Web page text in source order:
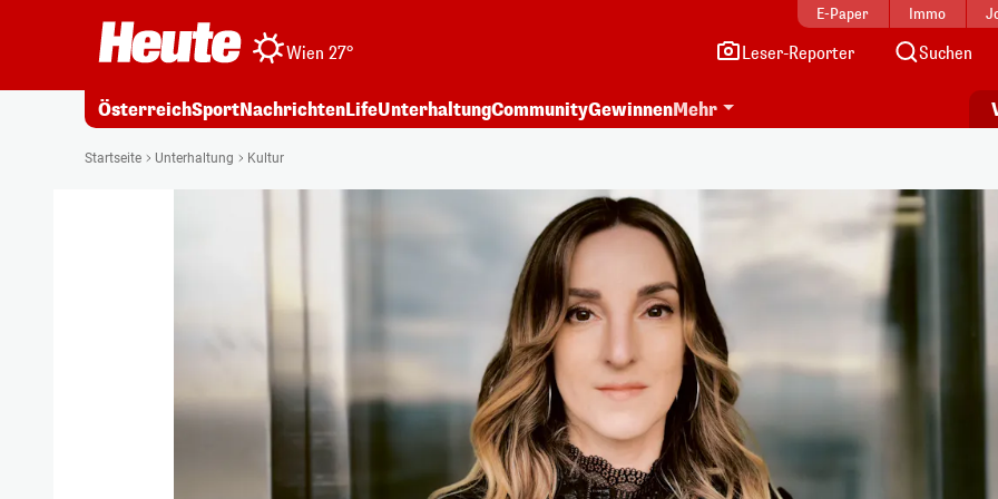
E-Paper Immo
Wien 27° Leser-Reporter Suchen
ÖsterreichSportNachrichtenLifeUnterhaltungCommunityGewinnenMehr
Startseite Unterhaltung Kultur